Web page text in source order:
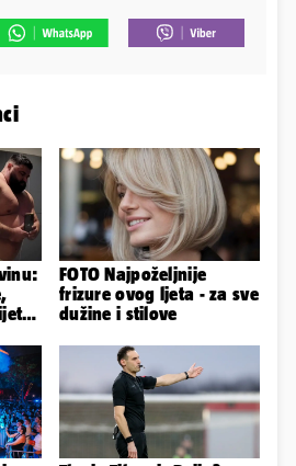
FOTO Najpoželjnije
frizure ovog ljeta - za sve
dužine i stilove